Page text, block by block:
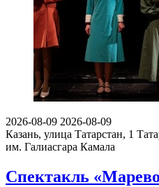
2026-08-09 2026-08-09
Казань, улица Татарстан, 1
им. Галиасгара Камала
Спектакль